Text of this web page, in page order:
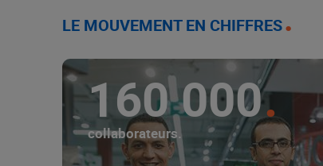
LE MOUVEMENT EN CHIFFRES
160 000
collaborateurs.